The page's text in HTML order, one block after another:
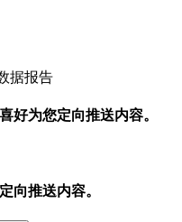
据报告
好为您定向推送内容。
向推送内容。